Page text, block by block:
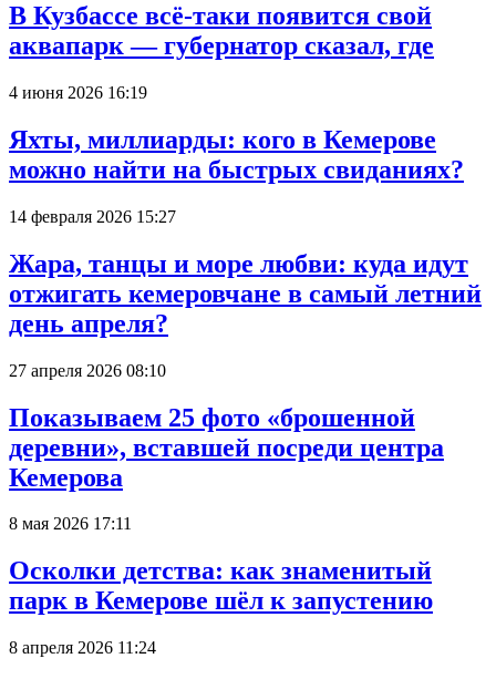
В Кузбассе всё-таки появится свой
аквапарк — губернатор сказал, где
4 июня 2026 16:19
Яхты, миллиарды: кого в Кемерове
можно найти на быстрых свиданиях?
14 февраля 2026 15:27
Жара, танцы и море любви: куда идут
отжигать кемеровчане в самый летний
день апреля?
27 апреля 2026 08:10
Показываем 25 фото «брошенной
деревни», вставшей посреди центра
Кемерова
8 мая 2026 17:11
Осколки детства: как знаменитый
парк в Кемерове шёл к запустению
8 апреля 2026 11:24